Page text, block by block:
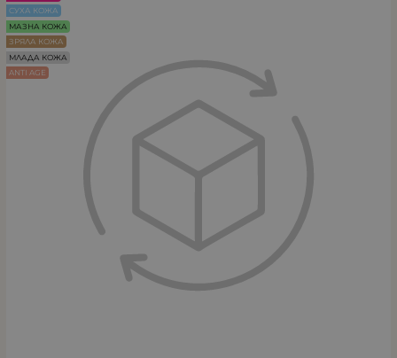
СУХА КОЖА
МАЗНА КОЖА
ЗРЯЛА КОЖА
МЛАДА КОЖА
ANTI AGE